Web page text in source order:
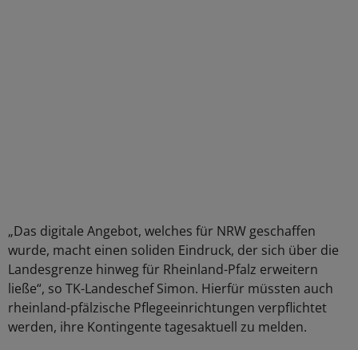
„Das digitale Angebot, welches für NRW geschaffen
wurde, macht einen soliden Eindruck, der sich über die
Landesgrenze hinweg für Rheinland-Pfalz erweitern
ließe“, so TK-Landeschef Simon. Hierfür müssten auch
rheinland-pfälzische Pflegeeinrichtungen verpflichtet
werden, ihre Kontingente tagesaktuell zu melden.